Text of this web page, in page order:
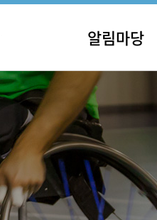
알림마당
공지사항
일정안내
채용공고